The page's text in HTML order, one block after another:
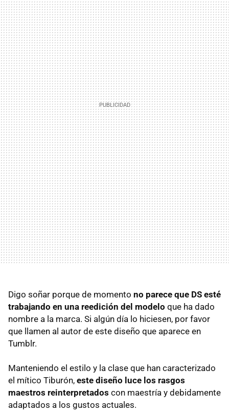
Digo soñar porque de momento no parece que DS esté
trabajando en una reedición del modelo que ha dado
nombre a la marca. Si algún día lo hiciesen, por favor
que llamen al autor de este diseño que aparece en
Tumblr.
Manteniendo el estilo y la clase que han caracterizado
el mítico Tiburón, este diseño luce los rasgos
maestros reinterpretados con maestría y debidamente
adaptados a los gustos actuales.